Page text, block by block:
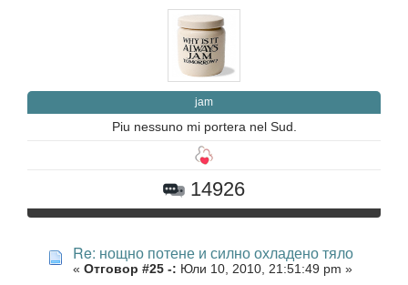
jam
Piu nessuno mi portera nel Sud.
14926
Re: нощно потене и силно охладено тяло
« Отговор #25 -: Юли 10, 2010, 21:51:49 pm »